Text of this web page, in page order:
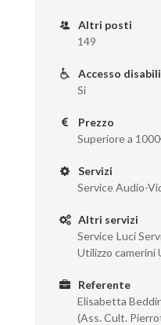
Altri posti
149
Accesso disabili
Si
Prezzo
Superiore a
Servizi
Service Audio-
Altri servizi
Service Luci
Utilizzo camerini
Referente
Elisabetta
(Ass. Cult.